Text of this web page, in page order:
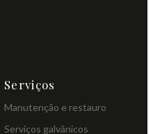
Serviços
Manutenção e restauro
Serviços galvânicos